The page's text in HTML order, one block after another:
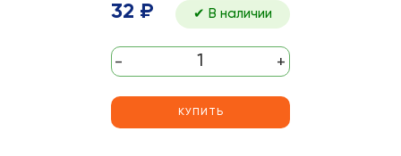
32 ₽ ✔ В наличии
- +
КУПИТЬ